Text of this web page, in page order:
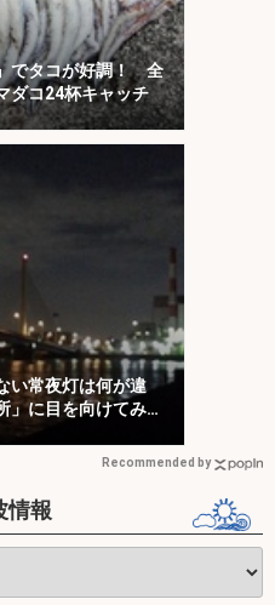
でタコが好調！ 全
ダコ24杯キャッチ
い常夜灯は何が違
に目を向けてみよ
Recommended by
情報